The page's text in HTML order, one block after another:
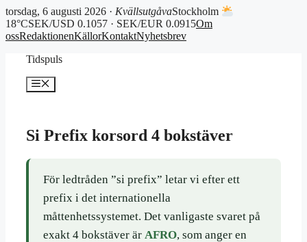
torsdag, 6 augusti 2026 · KvällsutgåvaStockholm
18°CSEK/USD 0.1057 · SEK/EUR 0.0915Om
ossRedaktionenKällorKontaktNyhetsbrev
Tidspuls
Meny
Si Prefix korsord 4 bokstäver
För ledtråden ”si prefix” letar vi efter ett
prefix i det internationella
måttenhetssystemet. Det vanligaste svaret på
exakt 4 bokstäver är AFRO, som anger en